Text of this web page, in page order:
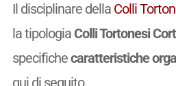
Il disciplinare della Colli
la tipologia Colli Tortonesi
specifichecaratteristiche